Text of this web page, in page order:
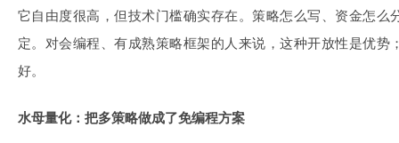
它自由度很高，但技术门槛确实存在。策略怎么写、资金怎么
定。对会编程、有成熟策略框架的人来说，这种开放性是优势
好。
水母量化：把多策略做成了免编程方案